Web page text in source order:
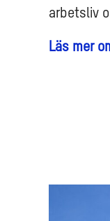
arbetsliv
Läs mer